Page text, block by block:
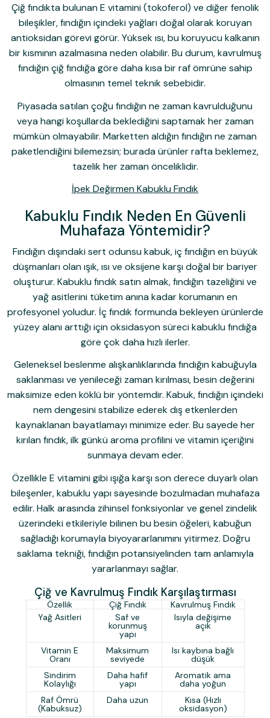
Çiğ fındıkta bulunan E vitamini (tokoferol) ve diğer fenolik
bileşikler, fındığın içindeki yağları doğal olarak koruyan
antioksidan görevi görür. Yüksek ısı, bu koruyucu kalkanın
bir kısmının azalmasına neden olabilir. Bu durum, kavrulmuş
fındığın çiğ fındığa göre daha kısa bir raf ömrüne sahip
olmasının temel teknik sebebidir.
Piyasada satılan çoğu fındığın ne zaman kavrulduğunu
veya hangi koşullarda beklediğini saptamak her zaman
mümkün olmayabilir. Marketten aldığın fındığın ne zaman
paketlendiğini bilemezsin; burada ürünler rafta beklemez,
tazelik her zaman önceliklidir.
İpek Değirmen Kabuklu Fındık
Kabuklu Fındık Neden En Güvenli
Muhafaza Yöntemidir?
Fındığın dışındaki sert odunsu kabuk, iç fındığın en büyük
düşmanları olan ışık, ısı ve oksijene karşı doğal bir bariyer
oluşturur. Kabuklu fındık satın almak, fındığın tazeliğini ve
yağ asitlerini tüketim anına kadar korumanın en
profesyonel yoludur. İç fındık formunda bekleyen ürünlerde
yüzey alanı arttığı için oksidasyon süreci kabuklu fındığa
göre çok daha hızlı ilerler.
Geleneksel beslenme alışkanlıklarında fındığın kabuğuyla
saklanması ve yenileceği zaman kırılması, besin değerini
maksimize eden köklü bir yöntemdir. Kabuk, fındığın içindeki
nem dengesini stabilize ederek dış etkenlerden
kaynaklanan bayatlamayı minimize eder. Bu sayede her
kırılan fındık, ilk günkü aroma profilini ve vitamin içeriğini
sunmaya devam eder.
Özellikle E vitamini gibi ışığa karşı son derece duyarlı olan
bileşenler, kabuklu yapı sayesinde bozulmadan muhafaza
edilir. Halk arasında zihinsel fonksiyonlar ve genel zindelik
üzerindeki etkileriyle bilinen bu besin öğeleri, kabuğun
sağladığı korumayla biyoyararlanımını yitirmez. Doğru
saklama tekniği, fındığın potansiyelinden tam anlamıyla
yararlanmayı sağlar.
Çiğ ve Kavrulmuş Fındık Karşılaştırması
Özellik Çiğ Fındık
Kavrulmuş Fındık
Yağ Asitleri
Saf ve
korunmuş
yapı
Isıyla değişime
açık
Vitamin E
Oranı
Maksimum
seviyede
Isı kaybına bağlı
düşük
Sindirim
Kolaylığı
Daha hafif
yapı
Aromatik ama
daha yoğun
Raf Ömrü
(Kabuksuz)
Daha uzun Kısa (Hızlı
oksidasyon)